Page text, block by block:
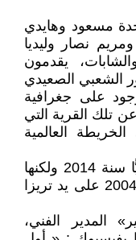
مسعود وهايدي
نصار وليديا
يقدمون
الشعبي الصعيدي
على جغرافية
تلك القرية التي
العالمية
تم تسجيل فرقة بانوراما برشا رسميًّا سنة 2014 ولكنها
بدأت نشاطها قبل عشر سنوات في 2004 على يد تريزا
المدير الفني،